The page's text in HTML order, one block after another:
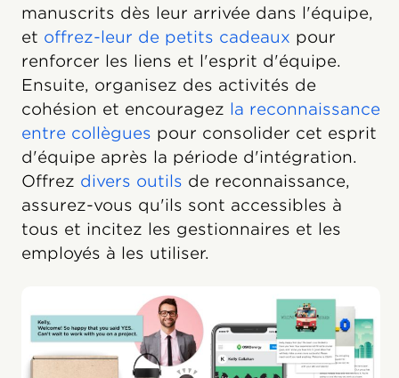
manuscrits dès leur arrivée dans l'équipe,
et offrez-leur de petits cadeaux pour
renforcer les liens et l'esprit d'équipe.
Ensuite, organisez des activités de
cohésion et encouragez la reconnaissance
entre collègues pour consolider cet esprit
d'équipe après la période d'intégration.
Offrez divers outils de reconnaissance,
assurez-vous qu'ils sont accessibles à
tous et incitez les gestionnaires et les
employés à les utiliser.